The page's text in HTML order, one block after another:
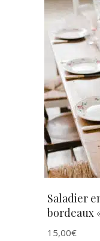
Saladier
bordeaux
15,00€